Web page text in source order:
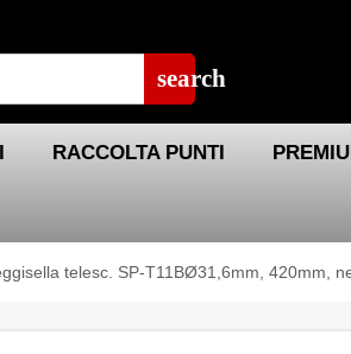
search
RACCOLTA PUNTI
telesc. SP-T11BØ31,6mm, 420mm,